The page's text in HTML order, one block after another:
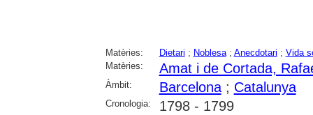
Matèries: Dietari ; Noblesa; Anecdotari ; Vida
Matèries:
Amat i de Cortada,
Àmbit: Barcelona; Catalunya
Cronologia: 1798 - 1799